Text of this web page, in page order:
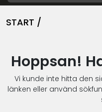
START /
Hoppsan!
Vi kunde inte hitta den
länken eller använd